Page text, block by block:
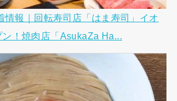
情報｜回転寿司店「はま寿司」イオ
ン！焼肉店「AsukaZa Ha...